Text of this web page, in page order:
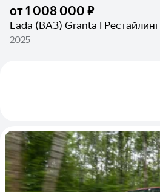
от1 008 000 ₽
Lada (ВАЗ) Granta I Рестайлинг
2025